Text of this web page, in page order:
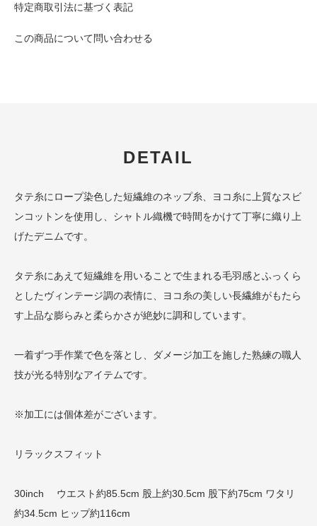
特定商取引法に基づく表記
この商品について問い合わせる
DETAIL
タテ糸にロープ染色した短繊維のネップ糸、ヨコ糸に上質なスビ
ンコットンを使用し、シャトル織機で時間をかけて丁寧に織り上
げたデニムです。
タテ糸にあえて短繊維を用いることで生まれる毛羽感とふっくら
としたヴィンテージ調の表情に、ヨコ糸の美しい長繊維がもたら
す上品な膨らみと柔らかさが絶妙に調和しています。
一着ずつ手作業で色を落とし、ダメージ加工を施した熟練の職人
技が光る特別なアイテムです。
※加工には個体差がございます。
リラックスフィット
30inch ウエスト約85.5cm 股上約30.5cm 股下約75cm ワタリ
約34.5cm ヒップ約116cm